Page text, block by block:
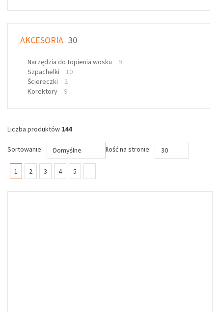
AKCESORIA 30
Narzędzia do topienia wosku
9
Szpachelki
10
Ściereczki
2
Korektory
9
Liczba produktów 144
Sortowanie: Domyślne Ilość na stronie: 30
1 (current)
2 3 4 5